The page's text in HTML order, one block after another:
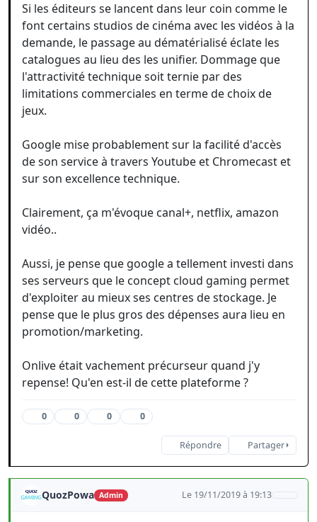
Si les éditeurs se lancent dans leur coin comme le
font certains studios de cinéma avec les vidéos à la
demande, le passage au dématérialisé éclate les
catalogues au lieu des les unifier. Dommage que
l'attractivité technique soit ternie par des
limitations commerciales en terme de choix de
jeux.
Google mise probablement sur la facilité d'accès
de son service à travers Youtube et Chromecast et
sur son excellence technique.
Clairement, ça m'évoque canal+, netflix, amazon
vidéo..
Aussi, je pense que google a tellement investi dans
ses serveurs que le concept cloud gaming permet
d'exploiter au mieux ses centres de stockage. Je
pense que le plus gros des dépenses aura lieu en
promotion/marketing.
Onlive était vachement précurseur quand j'y
repense! Qu'en est-il de cette plateforme ?
0 0 0 0
Répondre Partager
QuozPowa Admin Le 19/11/2019 à 19:13